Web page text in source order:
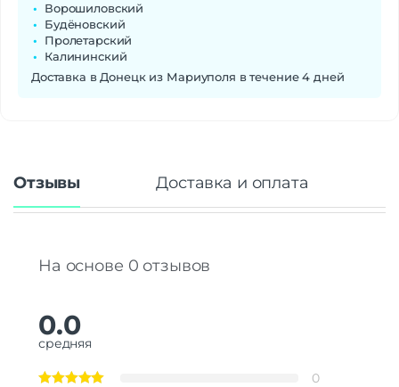
Ворошиловский
Будёновский
Пролетарский
Калининский
Доставка в Донецк из Мариуполя в течение 4 дней
Отзывы Доставка и оплата
На основе 0 отзывов
0.0
средняя
0